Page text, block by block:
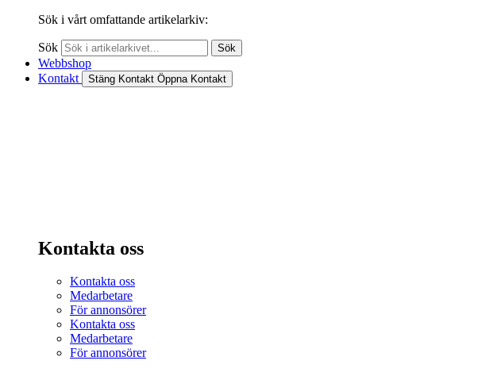
Sök i vårt omfattande artikelarkiv:
Sök Sök
Webbshop
Kontakt
Stäng Kontakt Öppna Kontakt
Kontakta oss
Kontakta oss
Medarbetare
För annonsörer
Kontakta oss
Medarbetare
För annonsörer